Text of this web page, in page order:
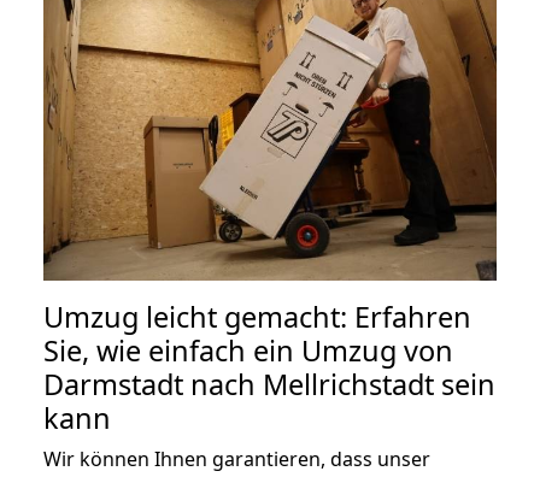
Umzug leicht gemacht: Erfahren
Sie, wie einfach ein Umzug von
Darmstadt nach Mellrichstadt sein
kann
Wir können Ihnen garantieren, dass unser